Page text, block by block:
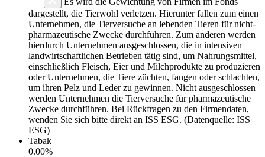
dargestellt, die Tierwohl verletzen. Hierunter fallen zum einen
Unternehmen, die Tierversuche an lebenden Tieren für nicht-
pharmazeutische Zwecke durchführen. Zum anderen werden
hierdurch Unternehmen ausgeschlossen, die in intensiven
landwirtschaftlichen Betrieben tätig sind, um Nahrungsmittel,
einschließlich Fleisch, Eier und Milchprodukte zu produzieren
oder Unternehmen, die Tiere züchten, fangen oder schlachten,
um ihren Pelz und Leder zu gewinnen. Nicht ausgeschlossen
werden Unternehmen die Tierversuche für pharmazeutische
Zwecke durchführen. Bei Rückfragen zu den Firmendaten,
wenden Sie sich bitte direkt an ISS ESG. (Datenquelle: ISS
ESG)
Tabak
0.00%